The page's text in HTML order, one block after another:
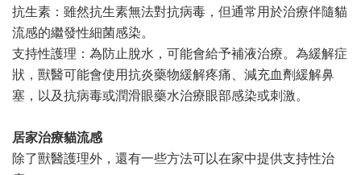
抗生素：雖然抗生素無法對抗病毒，但通常用於治療伴隨貓
流感的繼發性細菌感染。
支持性護理：為防止脫水，可能會給予補液治療。為緩解症
狀，獸醫可能會使用抗炎藥物緩解疼痛、減充血劑緩解鼻
塞，以及抗病毒或潤滑眼藥水治療眼部感染或刺激。
居家治療貓流感
除了獸醫護理外，還有一些方法可以在家中提供支持性治